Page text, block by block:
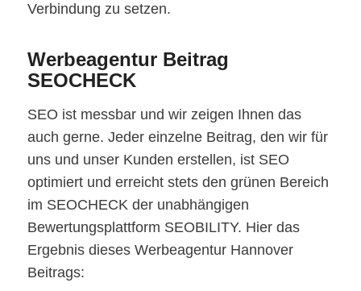
Verbindung zu setzen.
Werbeagentur Beitrag
SEOCHECK
SEO ist messbar und wir zeigen Ihnen das
auch gerne. Jeder einzelne Beitrag, den wir für
uns und unser Kunden erstellen, ist SEO
optimiert und erreicht stets den grünen Bereich
im SEOCHECK der unabhängigen
Bewertungsplattform SEOBILITY. Hier das
Ergebnis dieses Werbeagentur Hannover
Beitrags: